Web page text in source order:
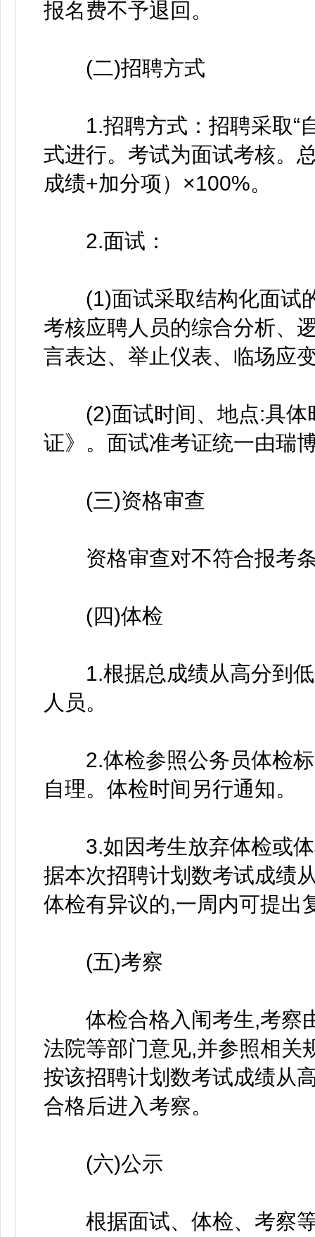
报名费不予退回。
(二)招聘方式
1.招聘方式：招聘采取“
式进行。考试为面试考核。
成绩+加分项）×100%。
2.面试：
(1)面试采取结构化面试
考核应聘人员的综合分析、
言表达、举止仪表、临场应
(2)面试时间、地点:具体
证》。面试准考证统一由瑞
(三)资格审查
资格审查对不符合报考条
(四)体检
1.根据总成绩从高分到低
人员。
2.体检参照公务员体检标
自理。体检时间另行通知。
3.如因考生放弃体检或体
据本次招聘计划数考试成绩
体检有异议的,一周内可提出
(五)考察
体检合格入闱考生,考察
法院等部门意见,并参照相关
按该招聘计划数考试成绩从
合格后进入考察。
(六)公示
根据面试、体检、考察等